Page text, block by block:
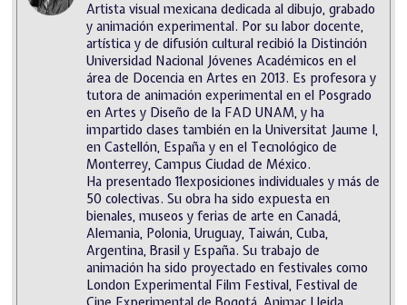
Artista visual mexicana dedicada al dibujo, grabado
y animación experimental. Por su labor docente,
artística y de difusión cultural recibió la Distinción
Universidad Nacional Jóvenes Académicos en el
área de Docencia en Artes en 2013. Es profesora y
tutora de animación experimental en el Posgrado
en Artes y Diseño de la FAD UNAM, y ha
impartido clases también en la Universitat Jaume I,
en Castellón, España y en el Tecnológico de
Monterrey, Campus Ciudad de México.
Ha presentado 11exposiciones individuales y más de
50 colectivas. Su obra ha sido expuesta en
bienales, museos y ferias de arte en Canadá,
Alemania, Polonia, Uruguay, Taiwán, Cuba,
Argentina, Brasil y España. Su trabajo de
animación ha sido proyectado en festivales como
London Experimental Film Festival, Festival de